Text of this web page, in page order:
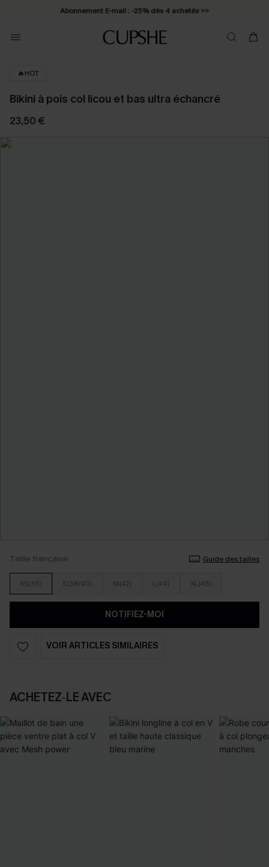
Abonnement E-mail : -25% dès 4 achetés >>
🔥HOT
Bikini à pois col licou et bas ultra échancré
23,50 €
Taille française Guide des tailles
XS(36) S(38/40) M(42) L(44) XL(46)
NOTIFIEZ-MOI
VOIR ARTICLES SIMILAIRES
ACHETEZ‑LE AVEC